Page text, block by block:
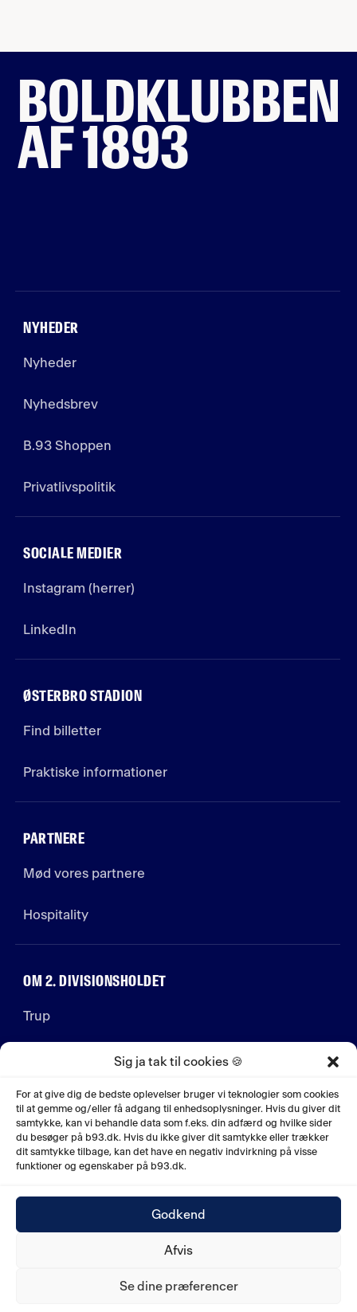
Sig ja tak til cookies 🍪
For at give dig de bedste oplevelser bruger vi teknologier som cookies
til at gemme og/eller få adgang til enhedsoplysninger. Hvis du giver dit
samtykke, kan vi behandle data som f.eks. din adfærd og hvilke sider
du besøger på b93.dk. Hvis du ikke giver dit samtykke eller trækker
dit samtykke tilbage, kan det have en negativ indvirkning på visse
funktioner og egenskaber på b93.dk.
Godkend
Afvis
Se dine præferencer
BOLDKLUBBEN
AF 1893
NYHEDER
Nyheder
Nyhedsbrev
B.93 Shoppen
Privatlivspolitik
SOCIALE MEDIER
Instagram (herrer)
LinkedIn
ØSTERBRO STADION
Find billetter
Praktiske informationer
PARTNERE
Mød vores partnere
Hospitality
OM 2. DIVISIONSHOLDET
Trup
Jobs
Historie
© 2026. B.93 Copenhagen ApS.